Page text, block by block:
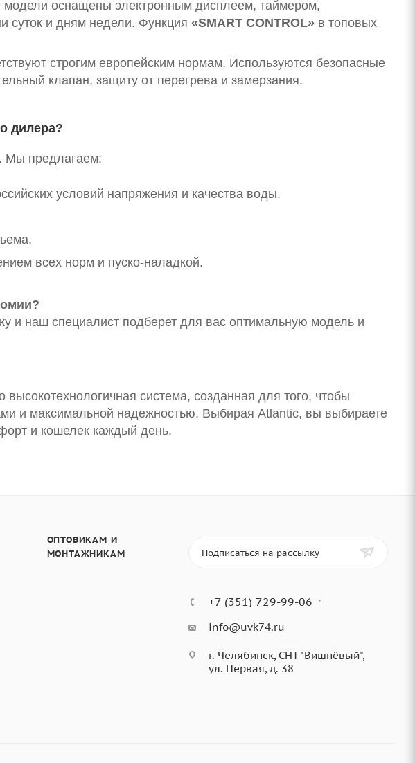
модели оснащены электронным дисплеем, таймером,
суток и дням недели. Функция «SMART CONTROL» в топовых
строгим европейским нормам. Используются безопасные
клапан, защиту от перегрева и замерзания.
дилера?
. Мы предлагаем:
условий напряжения и качества воды.
всех норм и пуско-наладкой.
и наш специалист подберет для вас оптимальную модель и
система, созданная для того, чтобы
и максимальной надежностью. Выбирая Atlantic, вы выбираете
и кошелек каждый день.
ОПТОВИКАМ И
МОНТАЖНИКАМ
Подписаться на рассылку
+7 (351) 729-99-06
info@uvk74.ru
г. Челябинск, СНТ "Вишнёвый",
ул. Первая, д. 38